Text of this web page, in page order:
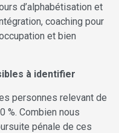
d’alphabétisation et
coaching pour
et bien
à identifier
personnes relevant de
%. Combien nous
pénale de ces